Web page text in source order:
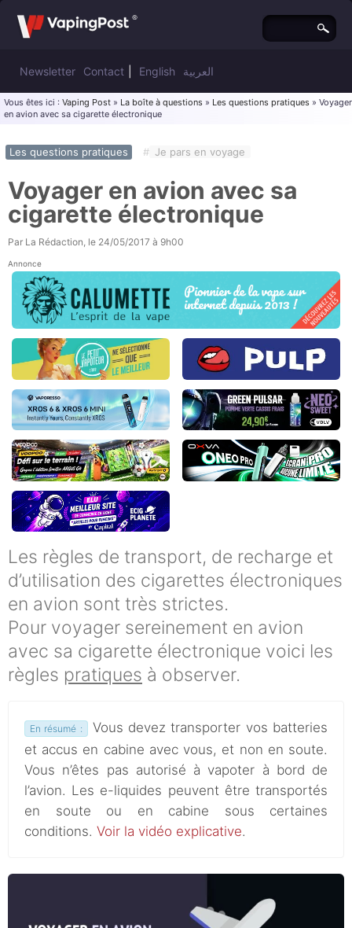
Newsletter Contact English العربية
Vous êtes ici : Vaping Post » La boîte à questions » Les questions pratiques » Voyager
en avion avec sa cigarette électronique
Les questions pratiques # Je pars en voyage
Voyager en avion avec sa
cigarette électronique
Par La Rédaction, le 24/05/2017 à 9h00
Annonce
Les règles de transport, de recharge et
d’utilisation des cigarettes électroniques
en avion sont très strictes.
Pour voyager sereinement en avion
avec sa cigarette électronique voici les
règles pratiques à observer.
En résumé :
Vous devez transporter vos batteries
et accus en cabine avec vous, et non en soute.
Vous n’êtes pas autorisé à vapoter à bord de
l’avion. Les e-liquides peuvent être transportés
en soute ou en cabine sous certaines
conditions. Voir la vidéo explicative.